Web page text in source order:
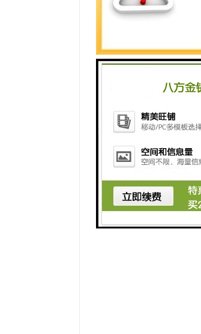
5. 拓展职业发展：通
6. 增强自信心：掌握
7. 建立人脉网络：
总之，美发培训不